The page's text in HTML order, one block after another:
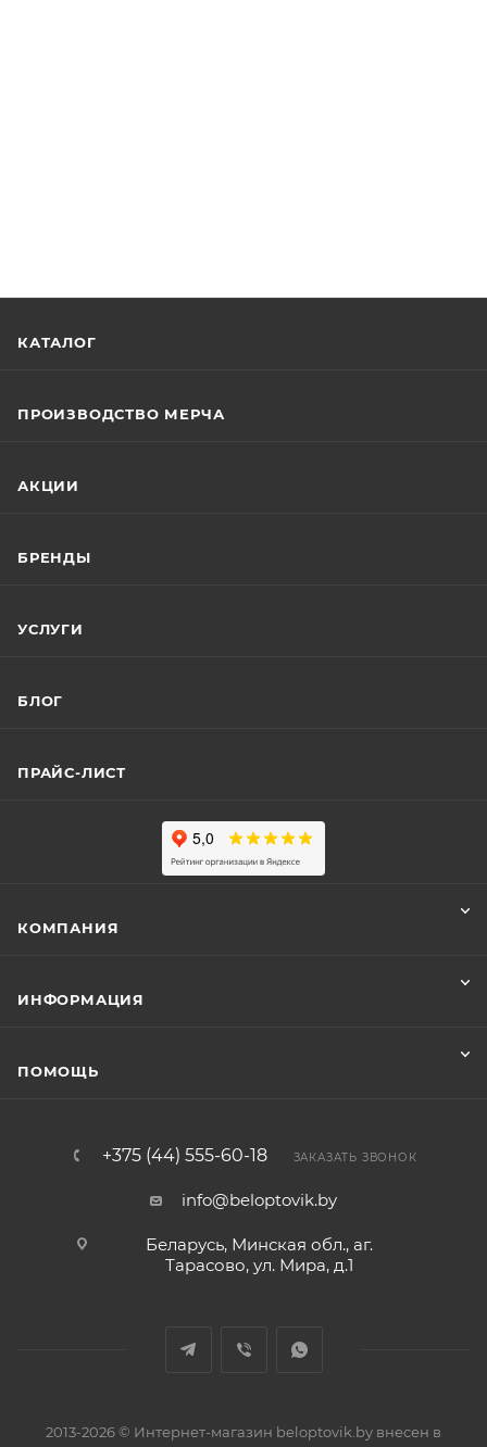
КАТАЛОГ
ПРОИЗВОДСТВО МЕРЧА
АКЦИИ
БРЕНДЫ
УСЛУГИ
БЛОГ
ПРАЙС-ЛИСТ
КОМПАНИЯ
ИНФОРМАЦИЯ
ПОМОЩЬ
+375 (44) 555-60-18 ЗАКАЗАТЬ ЗВОНОК
info@beloptovik.by
Беларусь, Минская обл., аг.
Тарасово, ул. Мира, д.1
2013-2026 © Интернет-магазин beloptovik.by внесен в